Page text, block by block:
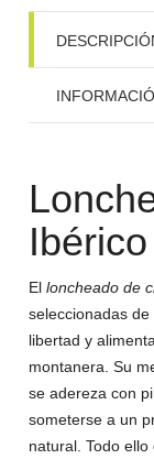
Ibérico
Elloncheado de
seleccionadas
libertad y
montanera. Su
se adereza con
someterse a un
natural. Todo